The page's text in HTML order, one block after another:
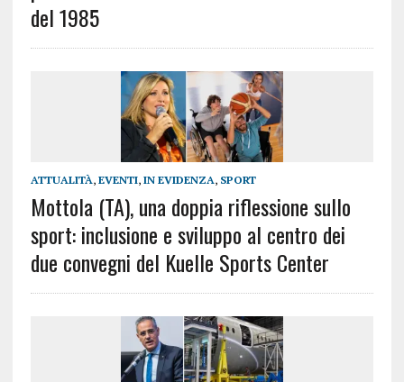
del 1985
ATTUALITÀ, EVENTI, IN EVIDENZA, SPORT
Mottola (TA), una doppia riflessione sullo
sport: inclusione e sviluppo al centro dei
due convegni del Kuelle Sports Center